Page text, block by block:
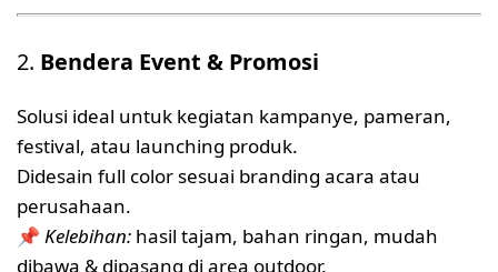
2. Bendera Event & Promosi
Solusi ideal untuk kegiatan kampanye, pameran,
festival, atau launching produk.
Didesain full color sesuai branding acara atau
perusahaan.
📌 Kelebihan: hasil tajam, bahan ringan, mudah
dibawa & dipasang di area outdoor.